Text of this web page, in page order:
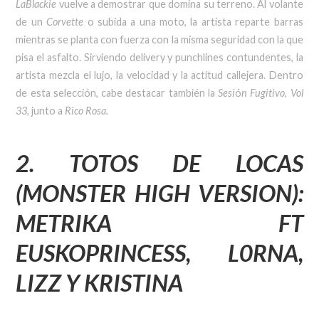
LaBlackie vuelve a demostrar que domina su terreno. Al volante
de un Corvette o subida a una moto, la artista reparte barras
mientras se planta con fuerza con la misma seguridad con la que
pisa el asfalto. Sirviendo delivery y punchlines contundentes, la
artista mezcla el lujo, la velocidad y la actitud callejera. Dentro
de esta selección, cabe destacar también laSesión Fugitivo, Vol
33, junto a Rico Rosa.
2. TOTOS DE LOCAS
(MONSTER HIGH VERSION):
METRIKA FT
EUSKOPRINCESS, L0RNA,
LIZZ Y KRISTINA